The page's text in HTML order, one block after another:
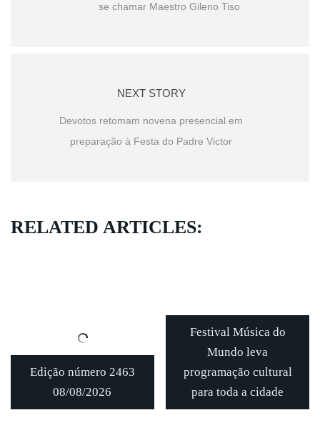
se chamar Maestro Gileno Tiso
NEXT STORY
Devotos retomam novena presencial em
preparação à Festa do Padre Victor
RELATED ARTICLES:
Edição número 2463
08/08/2026
Festival Música do
Mundo leva
programação cultural
para toda a cidade